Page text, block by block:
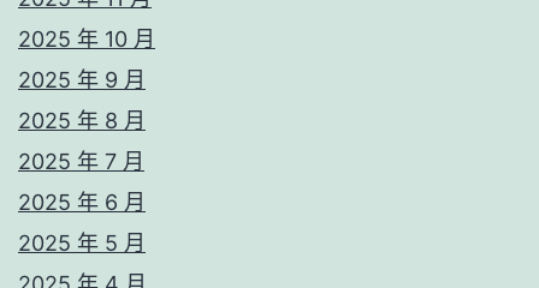
2025 年 10 月
2025 年 9 月
2025 年 8 月
2025 年 7 月
2025 年 6 月
2025 年 5 月